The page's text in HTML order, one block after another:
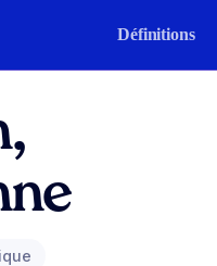
Définitions